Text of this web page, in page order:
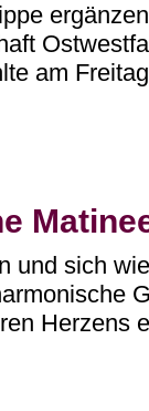
am
und sich
Herzens